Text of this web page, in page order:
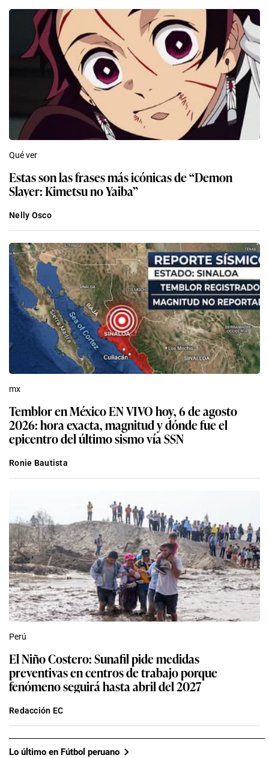
Qué ver
Estas son las frases más icónicas de “Demon
Slayer: Kimetsu no Yaiba”
Nelly Osco
mx
Temblor en México EN VIVO hoy, 6 de agosto
2026: hora exacta, magnitud y dónde fue el
epicentro del último sismo vía SSN
Ronie Bautista
Perú
El Niño Costero: Sunafil pide medidas
preventivas en centros de trabajo porque
fenómeno seguirá hasta abril del 2027
Redacción EC
Lo último en Fútbol peruano